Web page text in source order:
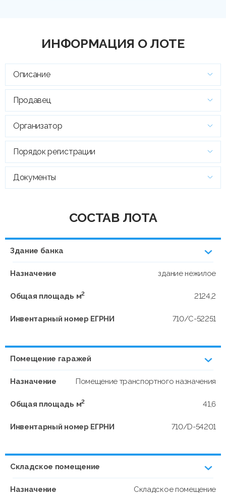
ИНФОРМАЦИЯ О ЛОТЕ
Описание
Продавец
Организатор
Порядок регистрации
Документы
СОСТАВ ЛОТА
Здание банка
Назначение здание нежилое
Общая площадь м2 2124,2
Инвентарный номер ЕГРНИ 710/C-52251
Помещение гаражей
Назначение Помещение транспортного назначения
Общая площадь м2 41,6
Инвентарный номер ЕГРНИ 710/D-54201
Складское помещение
Назначение Складское помещение